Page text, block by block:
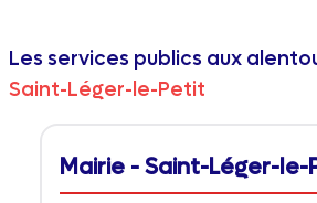
Les services publics aux
Saint-Léger-le-Petit
Mairie - Saint-Léger-le-